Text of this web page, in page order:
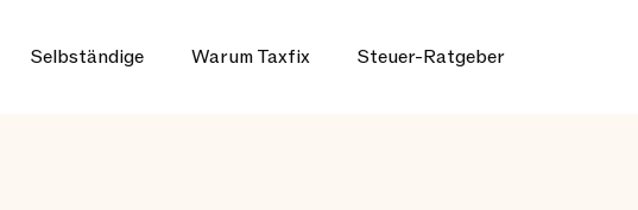
Selbständige Warum Taxfix Steuer-Ratgeber